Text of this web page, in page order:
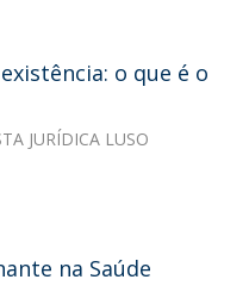
o que é o
JURÍDICA LUSO
na Saúde